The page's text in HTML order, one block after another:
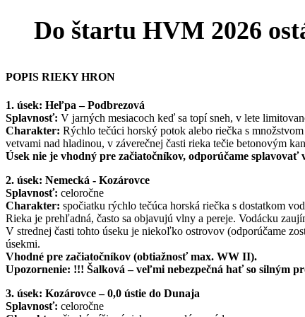
Do štartu HVM 2026
POPIS RIEKY HRON
1. úsek: Heľpa – Podbrezová
Splavnosť: V jarných mesiacoch keď sa topí sneh, v lete
Charakter: Rýchlo tečúci horský potok alebo riečka s
vetvami nad hladinou, v záverečnej časti rieka tečie betonovým
Úsek nie je vhodný pre začiatočníkov, odporúčame splavovať
2. úsek: Nemecká - Kozárovce
Splavnosť: celoročne
Charakter: spočiatku rýchlo tečúca horská riečka s dostatkom
Rieka je prehľadná, často sa objavujú vlny a pereje. Vodácku
V strednej časti tohto úseku je niekoľko ostrovov (odporúčame
úsekmi.
Vhodné pre začiatočníkov (obtiažnosť max. WW II).
Upozornenie: !!! Šalková – veľmi nebezpečná hať so silným
3. úsek: Kozárovce – 0,0 ústie do Dunaja
Splavnosť: celoročne